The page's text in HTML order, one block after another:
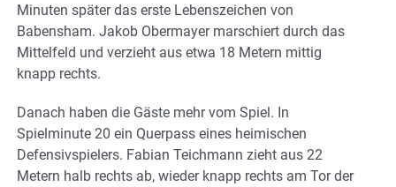
Minuten später das erste Lebenszeichen von
Babensham. Jakob Obermayer marschiert durch das
Mittelfeld und verzieht aus etwa 18 Metern mittig
knapp rechts.
Danach haben die Gäste mehr vom Spiel. In
Spielminute 20 ein Querpass eines heimischen
Defensivspielers. Fabian Teichmann zieht aus 22
Metern halb rechts ab, wieder knapp rechts am Tor der